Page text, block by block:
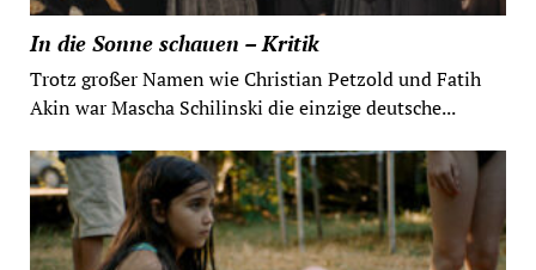
In die Sonne schauen – Kritik
Trotz großer Namen wie Christian Petzold und Fatih
Akin war Mascha Schilinski die einzige deutsche...